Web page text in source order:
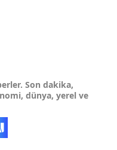
Son dakika,
dünya, yerel ve